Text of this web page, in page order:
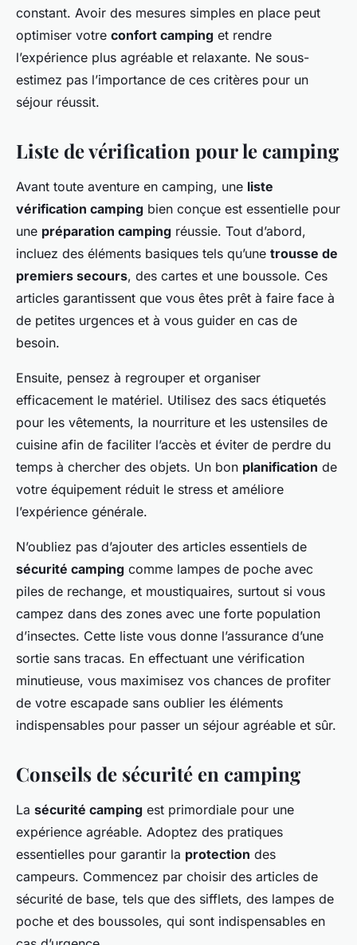
constant. Avoir des mesures simples en place peut
optimiser votre confort camping et rendre
l’expérience plus agréable et relaxante. Ne sous-
estimez pas l’importance de ces critères pour un
séjour réussit.
Liste de vérification pour le camping
Avant toute aventure en camping, une liste
vérification camping bien conçue est essentielle pour
une préparation camping réussie. Tout d’abord,
incluez des éléments basiques tels qu’une trousse de
premiers secours, des cartes et une boussole. Ces
articles garantissent que vous êtes prêt à faire face à
de petites urgences et à vous guider en cas de
besoin.
Ensuite, pensez à regrouper et organiser
efficacement le matériel. Utilisez des sacs étiquetés
pour les vêtements, la nourriture et les ustensiles de
cuisine afin de faciliter l’accès et éviter de perdre du
temps à chercher des objets. Un bon planification de
votre équipement réduit le stress et améliore
l’expérience générale.
N’oubliez pas d’ajouter des articles essentiels de
sécurité camping comme lampes de poche avec
piles de rechange, et moustiquaires, surtout si vous
campez dans des zones avec une forte population
d’insectes. Cette liste vous donne l’assurance d’une
sortie sans tracas. En effectuant une vérification
minutieuse, vous maximisez vos chances de profiter
de votre escapade sans oublier les éléments
indispensables pour passer un séjour agréable et sûr.
Conseils de sécurité en camping
La sécurité camping est primordiale pour une
expérience agréable. Adoptez des pratiques
essentielles pour garantir la protection des
campeurs. Commencez par choisir des articles de
sécurité de base, tels que des sifflets, des lampes de
poche et des boussoles, qui sont indispensables en